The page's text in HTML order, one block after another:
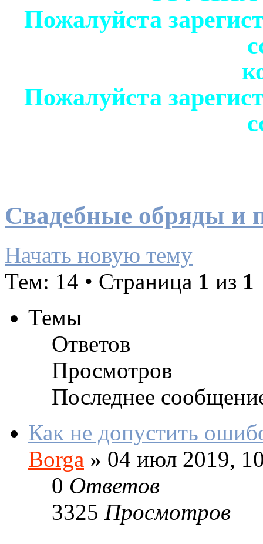
Пожалуйста
Пожалуйста
Свадебные обряды и
Начать новую тему
Тем: 14 • Страница 1 из 1
Темы
Ответов
Просмотров
Последнее
Как не допустить
Borga » 04 июл 2019,
0 Ответов
3325 Просмотров